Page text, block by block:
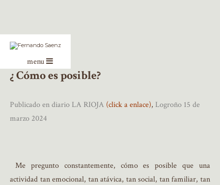
menu
¿ Cómo es posible?
Publicado en diario LA RIOJA (click a enlace), Logroño 15 de
marzo 2024
Me pregunto constantemente, cómo es posible que una
actividad tan emocional, tan atávica, tan social, tan familiar, tan